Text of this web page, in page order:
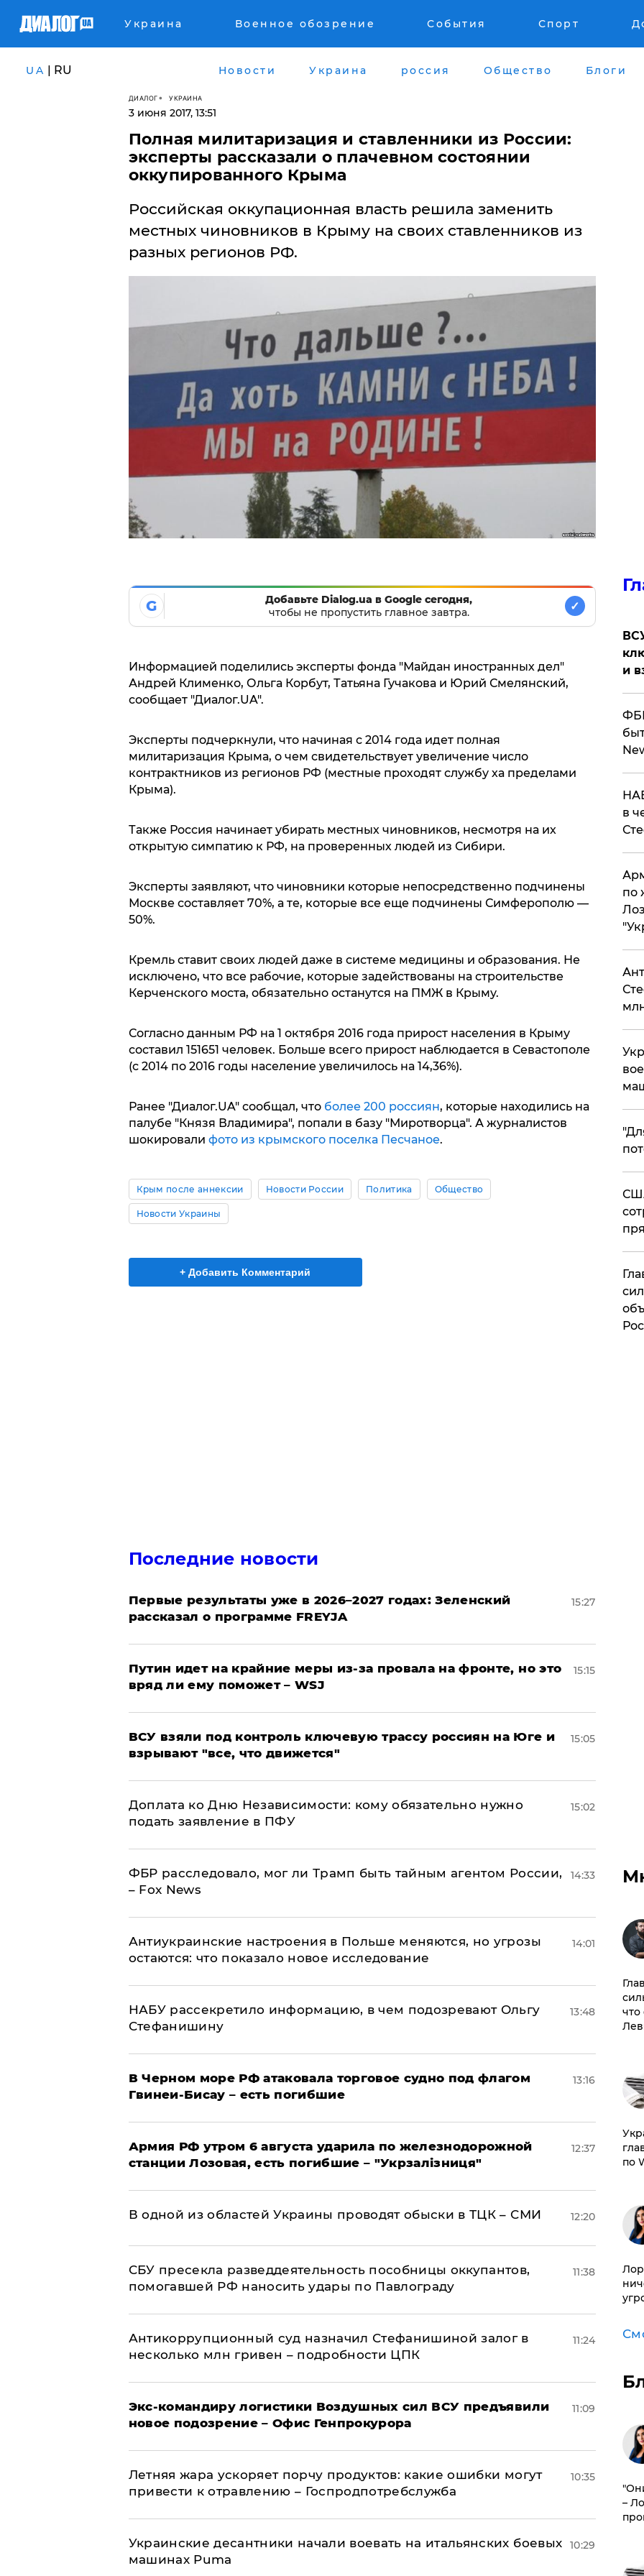
Украина Военное обозрение События Спорт
UA | RU Новости Украина россия Общество Блоги
ДИАЛОГ УКРАИНА
3 июня 2017, 13:51
​Полная милитаризация и ставленники из России:
эксперты рассказали о плачевном состоянии
оккупированного Крыма
Российская оккупационная власть решила заменить
местных чиновников в Крыму на своих ставленников из
разных регионов РФ.
G
Добавьте Dialog.ua в Google сегодня,
чтобы не пропустить главное завтра.
✓
Информацией поделились эксперты фонда "Майдан иностранных дел"
Андрей Клименко, Ольга Корбут, Татьяна Гучакова и Юрий Смелянский,
сообщает "Диалог.UA".
Эксперты подчеркнули, что начиная с 2014 года идет полная
милитаризация Крыма, о чем свидетельствует увеличение число
контрактников из регионов РФ (местные проходят службу ха пределами
Крыма).
Также Россия начинает убирать местных чиновников, несмотря на их
открытую симпатию к РФ, на проверенных людей из Сибири.
Эксперты заявляют, что чиновники которые непосредственно подчинены
Москве составляет 70%, а те, которые все еще подчинены Симферополю —
50%.
Кремль ставит своих людей даже в системе медицины и образования. Не
исключено, что все рабочие, которые задействованы на строительстве
Керченского моста, обязательно останутся на ПМЖ в Крыму.
Согласно данным РФ на 1 октября 2016 года прирост населения в Крыму
составил 151651 человек. Больше всего прирост наблюдается в Севастополе
(с 2014 по 2016 годы население увеличилось на 14,36%).
Ранее "Диалог.UA" сообщал, что более 200 россиян, которые находились на
палубе "Князя Владимира", попали в базу "Миротворца". А журналистов
шокировали фото из крымского поселка Песчаное.
Крым после аннексии Новости России Политика Общество
Новости Украины
+ Добавить Комментарий
Последние новости
Первые результаты уже в 2026–2027 годах: Зеленский
рассказал о программе FREYJA
15:27
Путин идет на крайние меры из-за провала на фронте, но это
вряд ли ему поможет – WSJ
15:15
ВСУ взяли под контроль ключевую трассу россиян на Юге и
взрывают "все, что движется"
15:05
Доплата ко Дню Независимости: кому обязательно нужно
подать заявление в ПФУ
15:02
ФБР расследовало, мог ли Трамп быть тайным агентом России,
– Fox News
14:33
Антиукраинские настроения в Польше меняются, но угрозы
остаются: что показало новое исследование
14:01
НАБУ рассекретило информацию, в чем подозревают Ольгу
Стефанишину
13:48
В Черном море РФ атаковала торговое судно под флагом
Гвинеи-Бисау – есть погибшие
13:16
Армия РФ утром 6 августа ударила по железнодорожной
станции Лозовая, есть погибшие – "Укрзалізниця"
12:37
В одной из областей Украины проводят обыски в ТЦК – СМИ 12:20
СБУ пресекла разведдеятельность пособницы оккупантов,
помогавшей РФ наносить удары по Павлограду
11:38
Антикоррупционный суд назначил Стефанишиной залог в
несколько млн гривен – подробности ЦПК
11:24
Экс-командиру логистики Воздушных сил ВСУ предъявили
новое подозрение – Офис Генпрокурора
11:09
Летняя жара ускоряет порчу продуктов: какие ошибки могут
привести к отравлению – Госпродпотребслужба
10:35
Украинские десантники начали воевать на итальянских боевых
машинах Puma
10:29
и
в
по
что
по
–